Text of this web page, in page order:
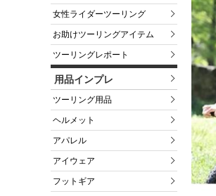
女性ライダーツーリング
お助けツーリングアイテム
ツーリングレポート
用品インプレ
ツーリング用品
ヘルメット
アパレル
アイウェア
フットギア